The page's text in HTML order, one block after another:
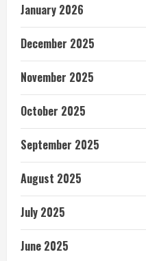
January 2026
December 2025
November 2025
October 2025
September 2025
August 2025
July 2025
June 2025